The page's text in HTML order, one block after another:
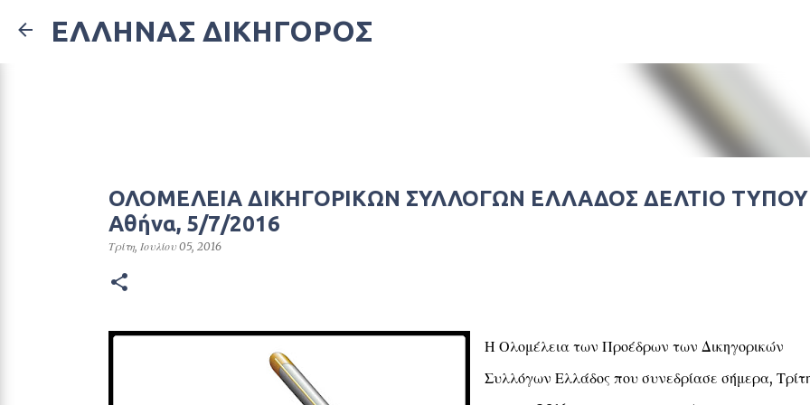
ΕΛΛΗΝΑΣ ΔΙΚΗΓΟΡΟΣ
ΟΛΟΜΕΛΕΙΑ ΔΙΚΗΓΟΡΙΚΩΝ ΣΥΛΛΟΓΩΝ ΕΛΛΑΔΟΣ ΔΕΛΤΙΟ ΤΥΠΟΥ
Αθήνα, 5/7/2016
Τρίτη, Ιουλίου 05, 2016
Η Ολομέλεια των Προέδρων των Δικηγορικών
Συλλόγων Ελλάδος που συνεδρίασε σήμερα,